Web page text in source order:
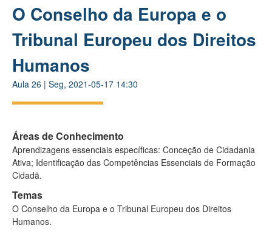
O Conselho da Europa e o
Tribunal Europeu dos Direitos
Humanos
Aula 26 | Seg, 2021-05-17 14:30
Áreas de Conhecimento
Aprendizagens essenciais específicas: Conceção de Cidadania
Ativa; Identificação das Competências Essenciais de Formação
Cidadã.
Temas
O Conselho da Europa e o Tribunal Europeu dos Direitos
Humanos.